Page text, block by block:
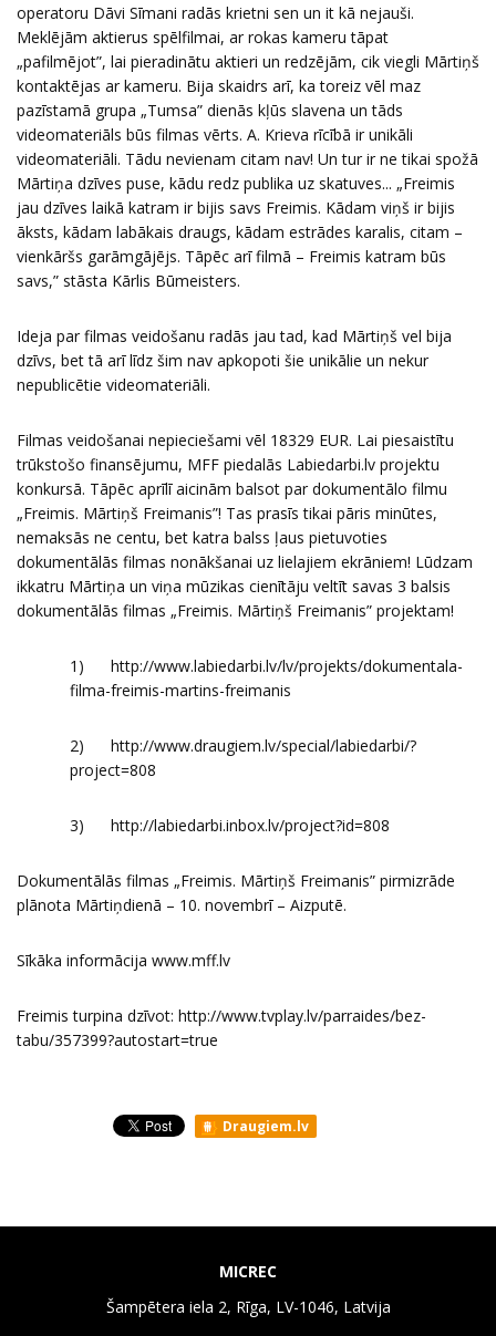
operatoru Dāvi Sīmani radās krietni sen un it kā nejauši.
Meklējām aktierus spēlfilmai, ar rokas kameru tāpat
„pafilmējot”, lai pieradinātu aktieri un redzējām, cik viegli Mārtiņš
kontaktējas ar kameru. Bija skaidrs arī, ka toreiz vēl maz
pazīstamā grupa „Tumsa” dienās kļūs slavena un tāds
videomateriāls būs filmas vērts. A. Krieva rīcībā ir unikāli
videomateriāli. Tādu nevienam citam nav! Un tur ir ne tikai spožā
Mārtiņa dzīves puse, kādu redz publika uz skatuves... „Freimis
jau dzīves laikā katram ir bijis savs Freimis. Kādam viņš ir bijis
āksts, kādam labākais draugs, kādam estrādes karalis, citam –
vienkāršs garāmgājējs. Tāpēc arī filmā – Freimis katram būs
savs,” stāsta Kārlis Būmeisters.
Ideja par filmas veidošanu radās jau tad, kad Mārtiņš vel bija
dzīvs, bet tā arī līdz šim nav apkopoti šie unikālie un nekur
nepublicētie videomateriāli.
Filmas veidošanai nepieciešami vēl 18329 EUR. Lai piesaistītu
trūkstošo finansējumu, MFF piedalās Labiedarbi.lv projektu
konkursā. Tāpēc aprīlī aicinām balsot par dokumentālo filmu
„Freimis. Mārtiņš Freimanis”! Tas prasīs tikai pāris minūtes,
nemaksās ne centu, bet katra balss ļaus pietuvoties
dokumentālās filmas nonākšanai uz lielajiem ekrāniem! Lūdzam
ikkatru Mārtiņa un viņa mūzikas cienītāju veltīt savas 3 balsis
dokumentālās filmas „Freimis. Mārtiņš Freimanis” projektam!
1) http://www.labiedarbi.lv/lv/projekts/dokumentala-
filma-freimis-martins-freimanis
2) http://www.draugiem.lv/special/labiedarbi/?
project=808
3) http://labiedarbi.inbox.lv/project?id=808
Dokumentālās filmas „Freimis. Mārtiņš Freimanis” pirmizrāde
plānota Mārtiņdienā – 10. novembrī – Aizputē.
Sīkāka informācija www.mff.lv
Freimis turpina dzīvot: http://www.tvplay.lv/parraides/bez-
tabu/357399?autostart=true
Draugiem.lv
MICREC
Šampētera iela 2, Rīga, LV-1046, Latvija